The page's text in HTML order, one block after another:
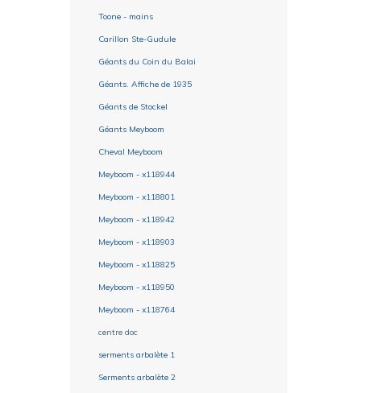
Toone - mains
Carillon Ste-Gudule
Géants du Coin du Balai
Géants. Affiche de 1935
Géants de Stockel
Géants Meyboom
Cheval Meyboom
Meyboom - x118944
Meyboom - x118801
Meyboom - x118942
Meyboom - x118903
Meyboom - x118825
Meyboom - x118950
Meyboom - x118764
centre doc
serments arbalète 1
Serments arbalète 2